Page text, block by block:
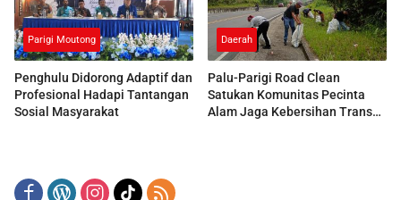
Parigi Moutong
Penghulu Didorong Adaptif dan
Profesional Hadapi Tantangan
Sosial Masyarakat
Daerah
Palu-Parigi Road Clean
Satukan Komunitas Pecinta
Alam Jaga Kebersihan Trans